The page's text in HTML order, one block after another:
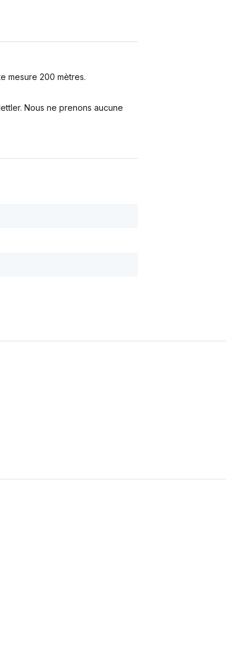
mesure 200 mètres.
Nous ne prenons aucune